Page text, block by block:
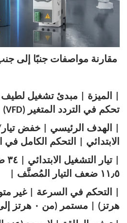
مقارنة مواصفات جنبًا إلى
تحكم في التردد المتغير (VFD)
| الهدف الرئيسي | خفض
الابتدائي | التحكم الكامل
|
١١٫٥ ضعف التيار المُصنَّف |
هرتز) | مستمر (من ٠ هرتز إلى ١٢٠ هرتز فأكثر) |